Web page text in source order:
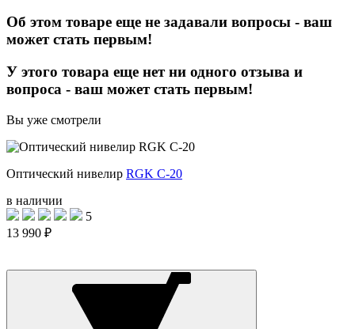
Об этом товаре еще не задавали вопросы - ваш
может стать первым!
У этого товара еще нет ни одного отзыва и
вопроса - ваш может стать первым!
Вы уже смотрели
Оптический нивелир RGK C-20
в наличии
5
13 990 ₽